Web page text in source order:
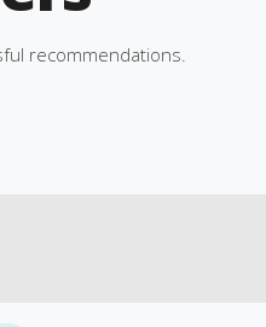
recommendations.